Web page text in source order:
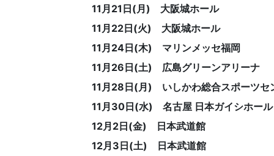
11月21日(月) 大阪城ホール
11月22日(火) 大阪城ホール
11月24日(木) マリンメッセ福岡
11月26日(土) 広島グリーンアリーナ
11月28日(月) いしかわ総合スポーツセ
11月30日(水) 名古屋 日本ガイシホール
12月2日(金) 日本武道館
12月3日(土) 日本武道館